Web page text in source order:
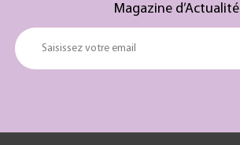
Magazine d’Actualité
Saisissez votre email